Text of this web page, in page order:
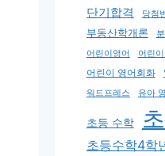
단기합격 당첨
부동산학개론
어린이영어 어린
어린이 영어회화
워드프레스 유아
초등 수학
초등수학4학